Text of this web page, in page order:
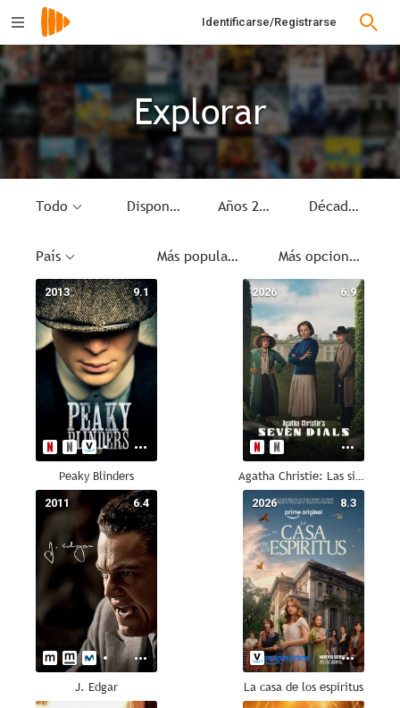
Identificarse/Registrarse
Explorar
Todo Disponible Años 20 Década
País Más populares Más opciones
9.1
2013
Peaky Blinders
6.9
2026
Agatha Christie: Las siete esferas
6.4
2011
J. Edgar
8.3
2026
La casa de los espíritus